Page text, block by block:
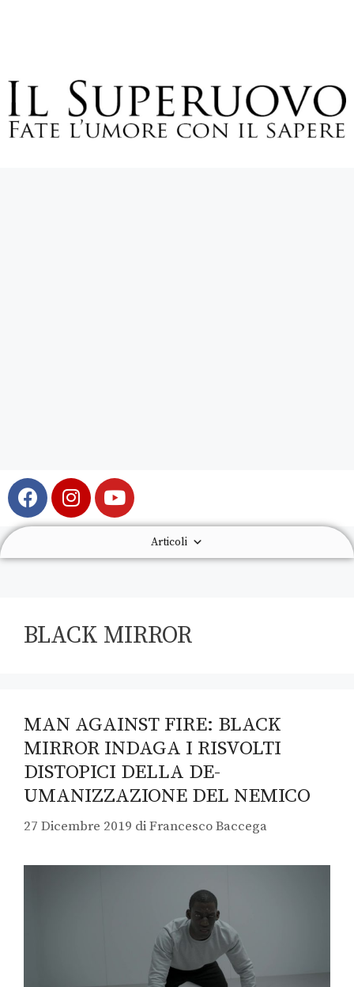
Articoli
BLACK MIRROR
MAN AGAINST FIRE: BLACK
MIRROR INDAGA I RISVOLTI
DISTOPICI DELLA DE-
UMANIZZAZIONE DEL NEMICO
27 Dicembre 2019 diFrancesco Baccega